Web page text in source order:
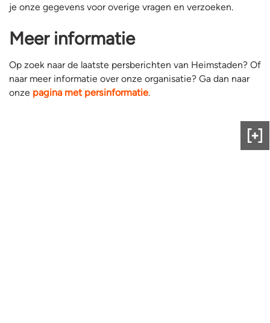
je onze gegevens voor overige vragen en verzoeken.
Meer informatie
Op zoek naar de laatste persberichten van Heimstaden? Of
naar meer informatie over onze organisatie? Ga dan naar
onze pagina met persinformatie.